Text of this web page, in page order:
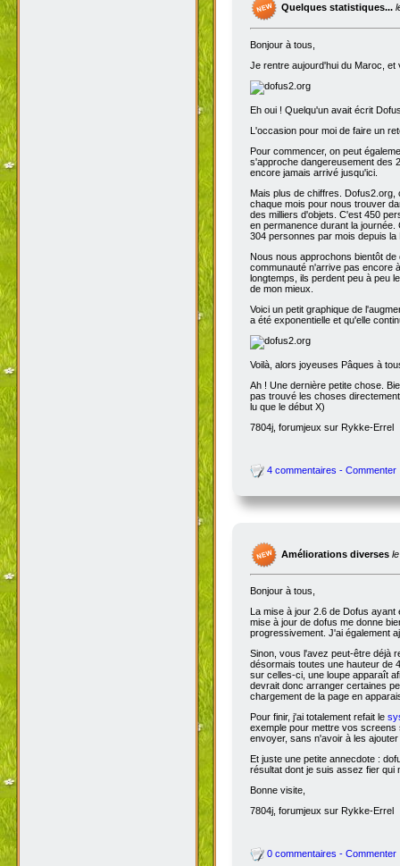
Quelques statistiques...
Bonjour à tous,
Je rentre aujourd'hui du Maroc, et
Eh oui ! Quelqu'un avait écrit
L'occasion pour moi de faire un
Pour commencer, on peut
s'approche dangereusement des
encore jamais arrivé jusqu'ici.
Mais plus de chiffres.
chaque mois pour nous trouver
des milliers d'objets. C'est 450
en permanence durant la
304 personnes par mois depuis
Nous nous approchons bientôt
communauté n'arrive pas encore
longtemps, ils perdent peu à peu
de mon mieux.
Voici un petit graphique de
a été exponentielle et qu'elle
Voilà, alors joyeuses Pâques à
Ah ! Une dernière petite chose.
pas trouvé les choses
lu que le début X)
7804j, forumjeux sur Rykke-Errel
4 commentaires - Commenter
Améliorations diverses
Bonjour à tous,
La mise à jour 2.6 de Dofus
mise à jour de dofus me donne
progressivement. J'ai également
Sinon, vous l'avez peut-être déjà
désormais toutes une hauteur de
sur celles-ci, une loupe apparaît
devrait donc arranger certaines
chargement de la page en
Pour finir, j'ai totalement refait le
exemple pour mettre vos
envoyer, sans n'avoir à les
Et juste une petite annecdote :
résultat dont je suis assez fier qui
Bonne visite,
7804j, forumjeux sur Rykke-Errel
0 commentaires - Commenter